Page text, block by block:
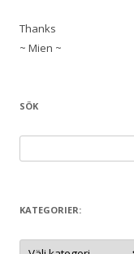
Thanks
~ Mien ~
SÖK
ö
e
t
KATEGORIER:
K